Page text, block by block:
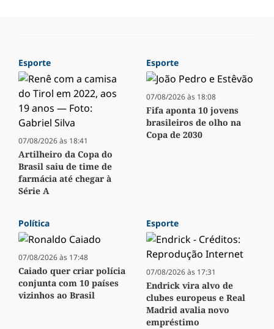
Esporte
07/08/2026 às 18:41
Artilheiro da Copa do
Brasil saiu de time de
farmácia até chegar à
Série A
Esporte
07/08/2026 às 18:08
Fifa aponta 10 jovens
brasileiros de olho na
Copa de 2030
Política
07/08/2026 às 17:48
Caiado quer criar polícia
conjunta com 10 países
vizinhos ao Brasil
Esporte
07/08/2026 às 17:31
Endrick vira alvo de
clubes europeus e Real
Madrid avalia novo
empréstimo